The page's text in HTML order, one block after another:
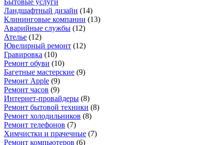
Бытовые услуги
Ландшафтный дизайн (14)
Клининговые компании (13)
Аварийные службы (12)
Ателье (12)
Ювелирный ремонт (12)
Гравировка (10)
Ремонт обуви (10)
Багетные мастерские (9)
Ремонт Apple (9)
Ремонт часов (9)
Интернет-провайдеры (8)
Ремонт бытовой техники (8)
Ремонт холодильников (8)
Ремонт телефонов (7)
Химчистки и прачечные (7)
Ремонт компьютеров (6)